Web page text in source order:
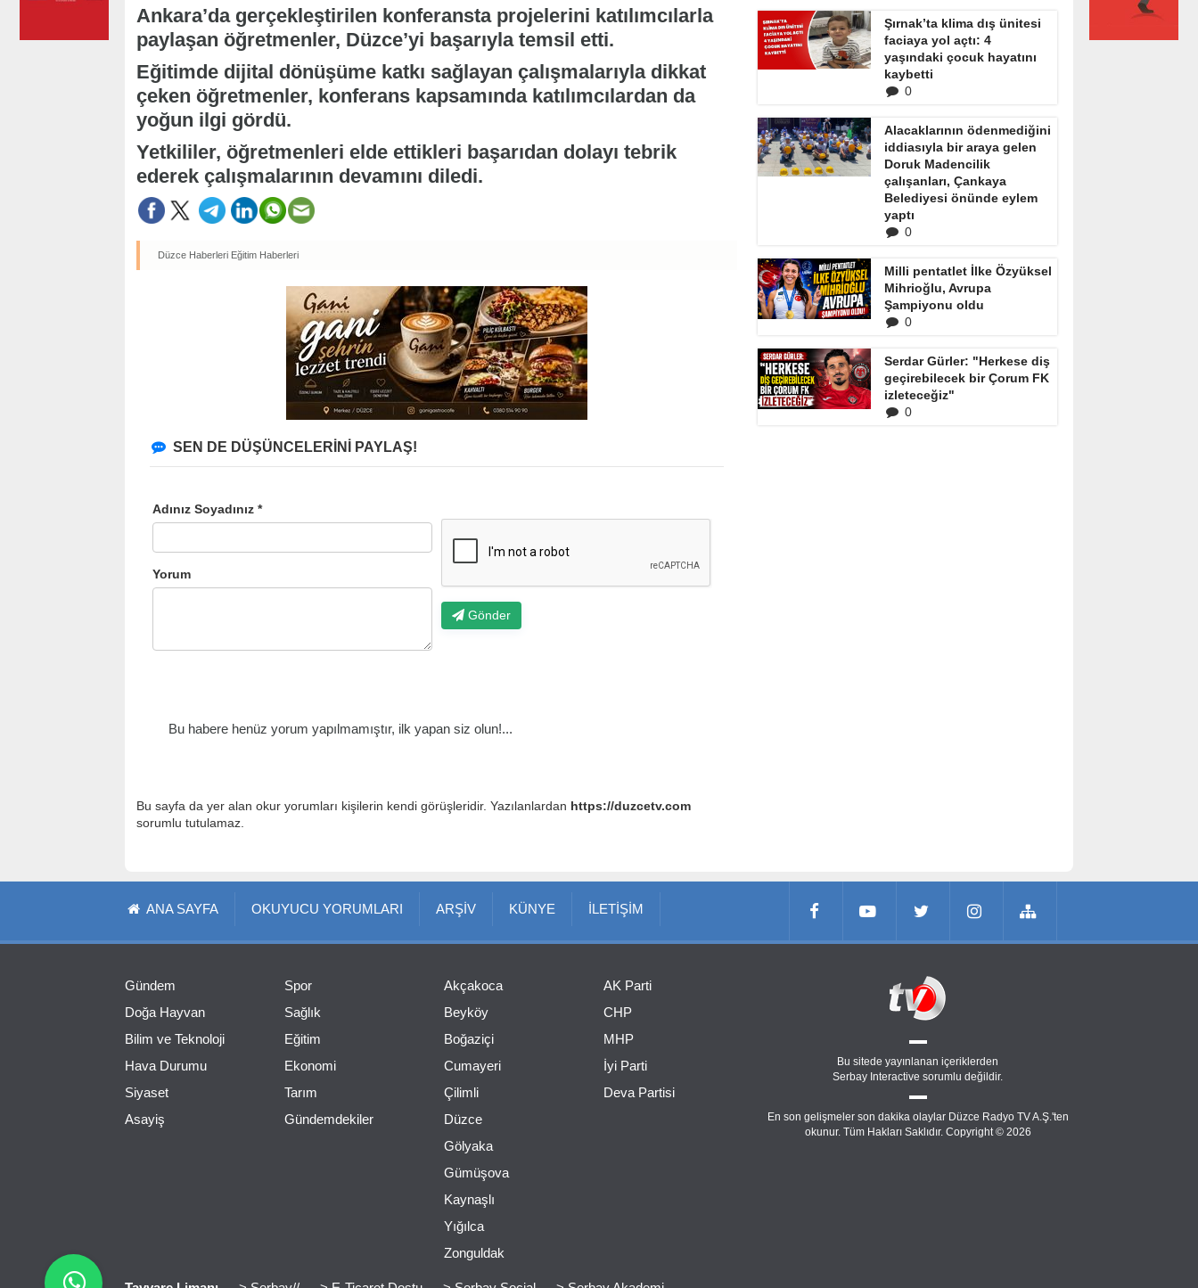
Ankara’da gerçekleştirilen konferansta projelerini katılımcılarla
paylaşan öğretmenler, Düzce’yi başarıyla temsil etti.
Eğitimde dijital dönüşüme katkı sağlayan çalışmalarıyla dikkat
çeken öğretmenler, konferans kapsamında katılımcılardan da
yoğun ilgi gördü.
Yetkililer, öğretmenleri elde ettikleri başarıdan dolayı tebrik
ederek çalışmalarının devamını diledi.
Düzce Haberleri Eğitim Haberleri
SEN DE DÜŞÜNCELERİNİ PAYLAŞ!
Adınız Soyadınız *
Yorum
Gönder
Bu habere henüz yorum yapılmamıştır, ilk yapan siz olun!...
Bu sayfa da yer alan okur yorumları kişilerin kendi görüşleridir. Yazılanlardan https://duzcetv.com
sorumlu tutulamaz.
Şırnak’ta klima dış ünitesi
faciaya yol açtı: 4
yaşındaki çocuk hayatını
kaybetti
0
Alacaklarının ödenmediğini
iddiasıyla bir araya gelen
Doruk Madencilik
çalışanları, Çankaya
Belediyesi önünde eylem
yaptı
0
Milli pentatlet İlke Özyüksel
Mihrioğlu, Avrupa
Şampiyonu oldu
0
Serdar Gürler: "Herkese diş
geçirebilecek bir Çorum FK
izleteceğiz"
0
ANA SAYFA OKUYUCU YORUMLARI ARŞİV KÜNYE İLETİŞİM
Gündem
Doğa Hayvan
Bilim ve Teknoloji
Hava Durumu
Siyaset
Asayiş
Spor
Sağlık
Eğitim
Ekonomi
Tarım
Gündemdekiler
Akçakoca
Beyköy
Boğaziçi
Cumayeri
Çilimli
Düzce
Gölyaka
Gümüşova
Kaynaşlı
Yığılca
Zonguldak
AK Parti
CHP
MHP
İyi Parti
Deva Partisi
Bu sitede yayınlanan içeriklerden
Serbay Interactive sorumlu değildir.
En son gelişmeler son dakika olaylar Düzce Radyo TV A.Ş.'ten
okunur. Tüm Hakları Saklıdır. Copyright © 2026